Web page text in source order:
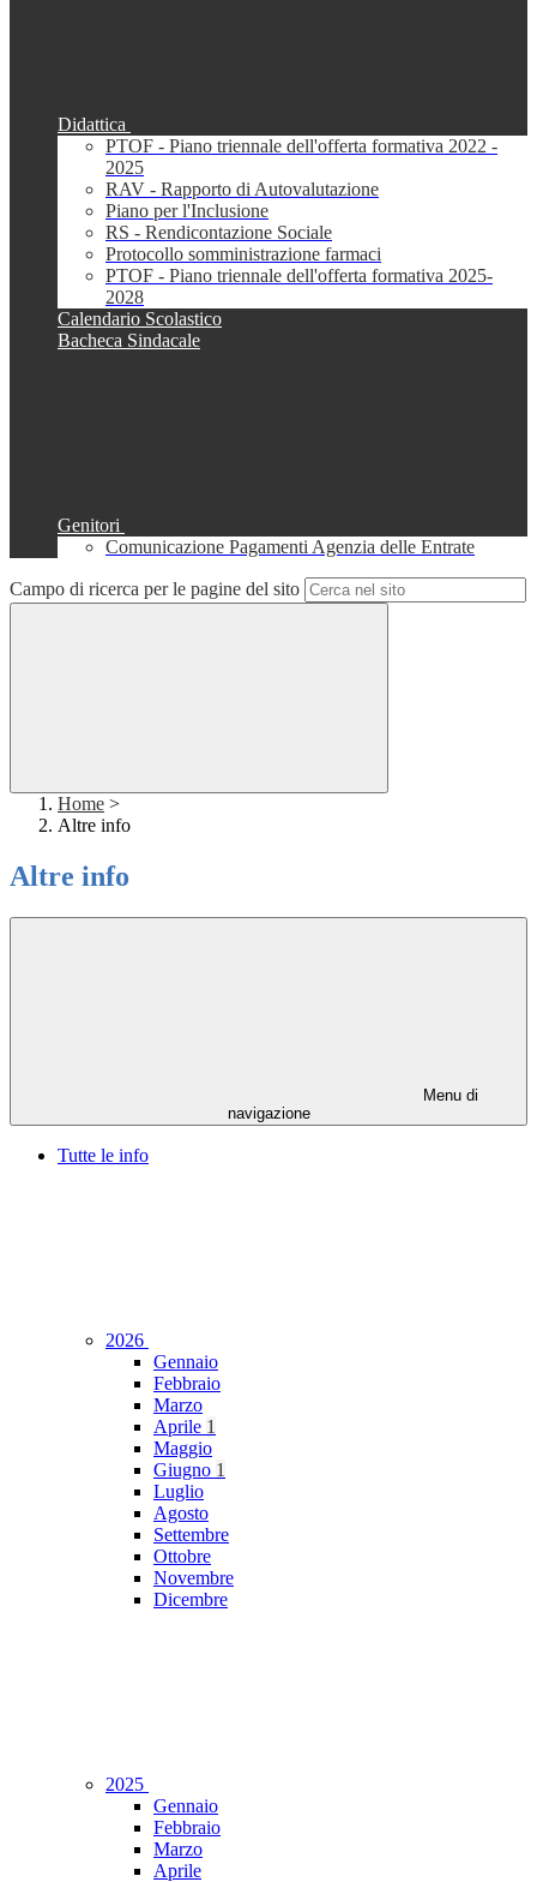
Didattica
PTOF - Piano triennale dell'offerta formativa 2022 -
2025
RAV - Rapporto di Autovalutazione
Piano per l'Inclusione
RS - Rendicontazione Sociale
Protocollo somministrazione farmaci
PTOF - Piano triennale dell'offerta formativa 2025-
2028
Calendario Scolastico
Bacheca Sindacale
Genitori
Comunicazione Pagamenti Agenzia delle Entrate
Campo di ricerca per le pagine del sito
Home >
Altre info
Altre info
Menu di
navigazione
Tutte le info
2026
Gennaio
Febbraio
Marzo
Aprile 1
Maggio
Giugno 1
Luglio
Agosto
Settembre
Ottobre
Novembre
Dicembre
2025
Gennaio
Febbraio
Marzo
Aprile